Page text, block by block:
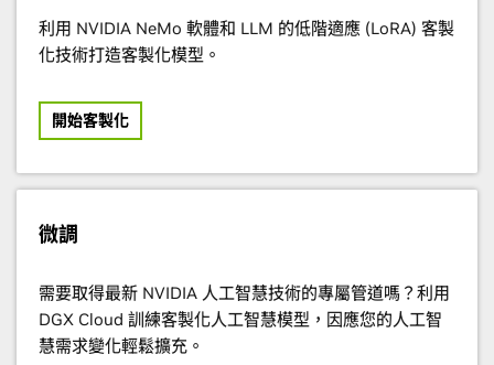
利用 NVIDIA NeMo 軟體和 LLM 的低階適應 (LoRA) 客製
化技術打造客製化模型。
開始客製化
微調
需要取得最新 NVIDIA 人工智慧技術的專屬管道嗎？利用
DGX Cloud 訓練客製化人工智慧模型，因應您的人工智
慧需求變化輕鬆擴充。